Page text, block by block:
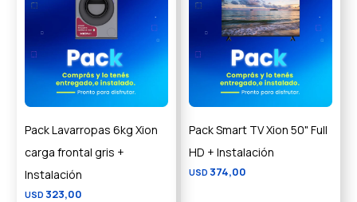
Pack Lavarropas 6kg Xion
carga frontal gris +
Instalación
USD 323,00
Pack Smart TV Xion 50" Full
HD + Instalación
USD 374,00